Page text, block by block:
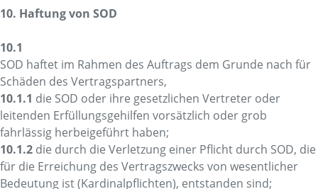
10. Haftung von SOD
10.1
SOD haftet im Rahmen des Auftrags dem Grunde nach für
Schäden des Vertragspartners,
10.1.1 die SOD oder ihre gesetzlichen Vertreter oder
leitenden Erfüllungsgehilfen vorsätzlich oder grob
fahrlässig herbeigeführt haben;
10.1.2 die durch die Verletzung einer Pflicht durch SOD, die
für die Erreichung des Vertragszwecks von wesentlicher
Bedeutung ist (Kardinalpflichten), entstanden sind;